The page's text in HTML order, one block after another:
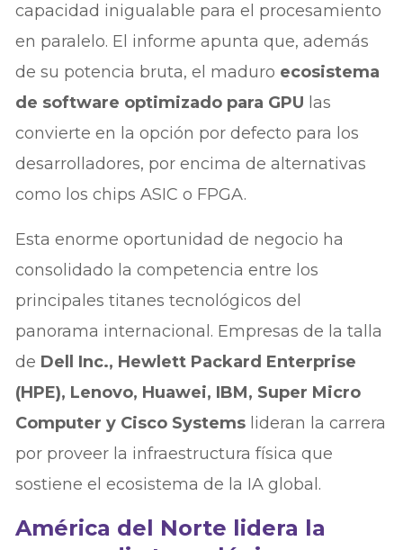
capacidad inigualable para el procesamiento
en paralelo. El informe apunta que, además
de su potencia bruta, el maduro ecosistema
de software optimizado para GPU las
convierte en la opción por defecto para los
desarrolladores, por encima de alternativas
como los chips ASIC o FPGA.
Esta enorme oportunidad de negocio ha
consolidado la competencia entre los
principales titanes tecnológicos del
panorama internacional. Empresas de la talla
de Dell Inc., Hewlett Packard Enterprise
(HPE), Lenovo, Huawei, IBM, Super Micro
Computer y Cisco Systems lideran la carrera
por proveer la infraestructura física que
sostiene el ecosistema de la IA global.
América del Norte lidera la